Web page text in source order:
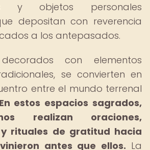
y objetos personales
depositan con reverencia
a los antepasados.
con elementos
se convierten en
entre el mundo terrenal
En estos espacios sagrados,
realizan oraciones,
rituales de gratitud hacia
antes que ellos. La